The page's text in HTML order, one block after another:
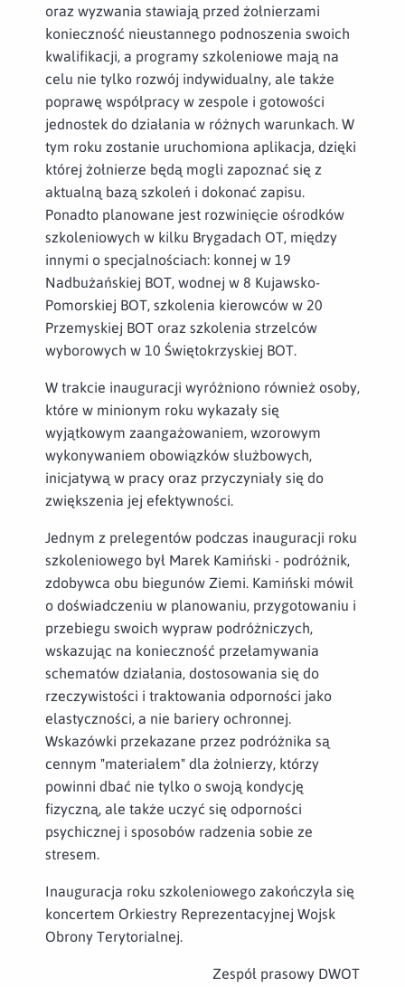
oraz wyzwania stawiają przed żołnierzami
konieczność nieustannego podnoszenia swoich
kwalifikacji, a programy szkoleniowe mają na
celu nie tylko rozwój indywidualny, ale także
poprawę współpracy w zespole i gotowości
jednostek do działania w różnych warunkach. W
tym roku zostanie uruchomiona aplikacja, dzięki
której żołnierze będą mogli zapoznać się z
aktualną bazą szkoleń i dokonać zapisu.
Ponadto planowane jest rozwinięcie ośrodków
szkoleniowych w kilku Brygadach OT, między
innymi o specjalnościach: konnej w 19
Nadbużańskiej BOT, wodnej w 8 Kujawsko-
Pomorskiej BOT, szkolenia kierowców w 20
Przemyskiej BOT oraz szkolenia strzelców
wyborowych w 10 Świętokrzyskiej BOT.
W trakcie inauguracji wyróżniono również osoby,
które w minionym roku wykazały się
wyjątkowym zaangażowaniem, wzorowym
wykonywaniem obowiązków służbowych,
inicjatywą w pracy oraz przyczyniały się do
zwiększenia jej efektywności.
Jednym z prelegentów podczas inauguracji roku
szkoleniowego był Marek Kamiński - podróżnik,
zdobywca obu biegunów Ziemi. Kamiński mówił
o doświadczeniu w planowaniu, przygotowaniu i
przebiegu swoich wypraw podróżniczych,
wskazując na konieczność przełamywania
schematów działania, dostosowania się do
rzeczywistości i traktowania odporności jako
elastyczności, a nie bariery ochronnej.
Wskazówki przekazane przez podróżnika są
cennym "materiałem" dla żołnierzy, którzy
powinni dbać nie tylko o swoją kondycję
fizyczną, ale także uczyć się odporności
psychicznej i sposobów radzenia sobie ze
stresem.
Inauguracja roku szkoleniowego zakończyła się
koncertem Orkiestry Reprezentacyjnej Wojsk
Obrony Terytorialnej.
Zespół prasowy DWOT